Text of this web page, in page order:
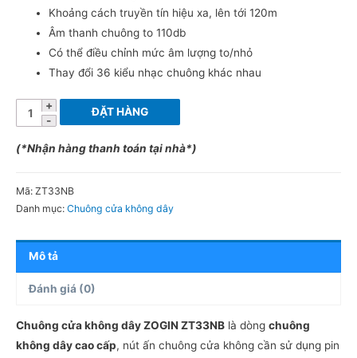
Khoảng cách truyền tín hiệu xa, lên tới 120m
Âm thanh chuông to 110db
Có thể điều chỉnh mức âm lượng to/nhỏ
Thay đổi 36 kiểu nhạc chuông khác nhau
Chuông
cửa
không
không
dùng
ZOGIN
số
lượng
ĐẶT HÀNG
(*Nhận hàng thanh toán tại nhà*)
Mã: ZT33NB
Danh mục: Chuông cửa không dây
Mô tả
Đánh giá (0)
Chuông cửa không dây ZOGIN ZT33NB là dòng chuông
không dây cao cấp, nút ấn chuông cửa không cần sử dụng pin